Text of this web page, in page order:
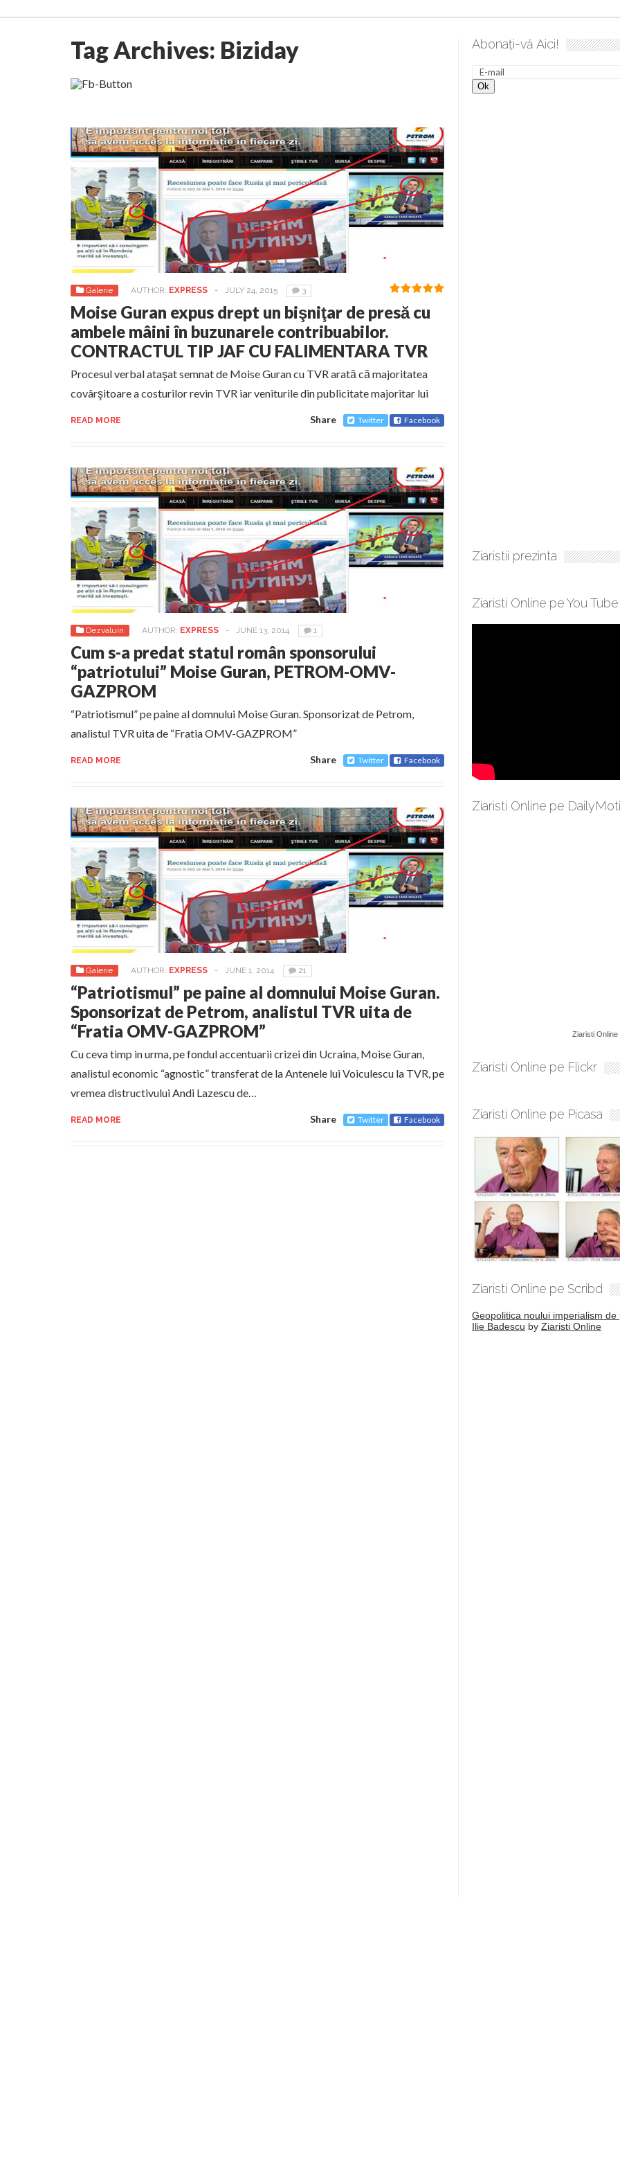
Tag Archives: Biziday
Galerie AUTHOR: EXPRESS - JULY 24, 2015 3
Moise Guran expus drept un bişniţar de presă cu
ambele mâini în buzunarele contribuabilor.
CONTRACTUL TIP JAF CU FALIMENTARA TVR
Procesul verbal ataşat semnat de Moise Guran cu TVR arată că majoritatea
covârşitoare a costurilor revin TVR iar veniturile din publicitate majoritar lui
READ MORE Share Twitter Facebook
Dezvaluiri AUTHOR: EXPRESS - JUNE 13, 2014 1
Cum s-a predat statul român sponsorului
“patriotului” Moise Guran, PETROM-OMV-
GAZPROM
“Patriotismul” pe paine al domnului Moise Guran. Sponsorizat de Petrom,
analistul TVR uita de “Fratia OMV-GAZPROM”
READ MORE Share Twitter Facebook
Galerie AUTHOR: EXPRESS - JUNE 1, 2014 21
“Patriotismul” pe paine al domnului Moise Guran.
Sponsorizat de Petrom, analistul TVR uita de
“Fratia OMV-GAZPROM”
Cu ceva timp in urma, pe fondul accentuarii crizei din Ucraina, Moise Guran,
analistul economic “agnostic” transferat de la Antenele lui Voiculescu la TVR, pe
vremea distructivului Andi Lazescu de…
READ MORE Share Twitter Facebook
Abonați-vă Aici!
Ziaristii prezinta
Ziaristi Online pe You Tube
Ziaristi Online pe
Ziaristi Online
Ziaristi Online pe Flickr
Ziaristi Online pe Picasa
Ziaristi Online pe Scribd
Geopolitica noului imperialism de
Ilie Badescu by Ziaristi Online